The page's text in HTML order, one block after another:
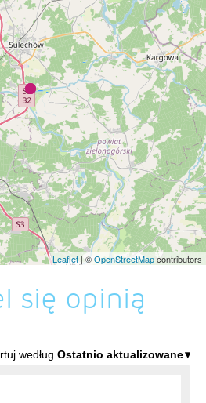
Leaflet | ©OpenStreetMapcontributors
się opinią